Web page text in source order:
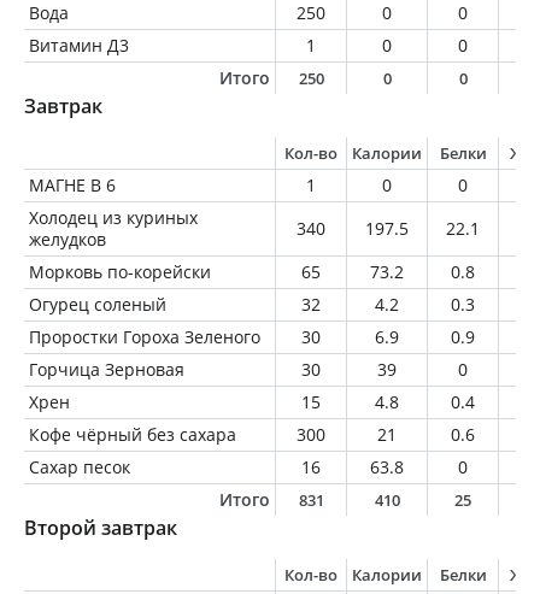
Вода
250 0 0
Витамин Д3
1 0 0
Итого
250 0 0
Завтрак
Кол-во Калории Белки
МАГНЕ В 6 1 0 0
Холодец из куриных
желудков
340 197.5 22.1
Морковь по-корейски
65 73.2 0.8
Огурец соленый
32 4.2 0.3
Проростки Гороха Зеленого
30 6.9 0.9
Горчица Зерновая
30 39 0
Хрен
15 4.8 0.4
Кофе чёрный без сахара
300 21 0.6
Сахар песок
16 63.8 0
Итого
831 410 25
Второй завтрак
Кол-во Калории Белки